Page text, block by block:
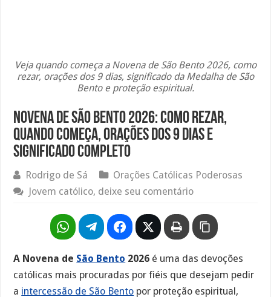
Veja quando começa a Novena de São Bento 2026, como
rezar, orações dos 9 dias, significado da Medalha de São
Bento e proteção espiritual.
Novena de São Bento 2026: Como Rezar,
Quando Começa, Orações dos 9 Dias e
Significado Completo
Rodrigo de Sá
Orações Católicas Poderosas
Jovem católico, deixe seu comentário
A Novena de São Bento 2026 é uma das devoções
católicas mais procuradas por fiéis que desejam pedir
a intercessão de São Bento por proteção espiritual,